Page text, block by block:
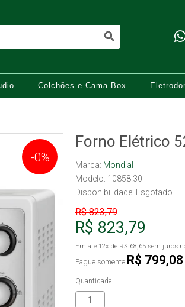
Colchões e Cama Box
-0%
Forno Elétrico
Marca: Mondial
Modelo: 10858.30
Disponibilidade: Esgotado
R$ 823,79
R$ 823,79
Em até 12x de R$ 68,65 sem juros
Pague somente R$ 799,08
Quantidade